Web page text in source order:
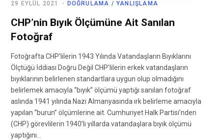
DOĞRULAMA / YANLIŞLAMA
29 EYLÜL 2021
CHP’nin Bıyık Ölçümüne Ait Sanılan
Fotoğraf
Fotoğrafta CHP’lilerin 1943 Yılında Vatandaşların Bıyıklarını
Ölçtüğü İddiası Doğru Değil CHP’lilerin erkek vatandaşların
bıyıklarının belirlenen standartlara uygun olup olmadığını
belirlemek amacıyla “bıyık” ölçümü yaptığı sanılan fotoğraf
aslında 1941 yılında Nazi Almanyasında ırk belirleme amacıyla
yapılan “burun” ölçümlerine ait. Cumhuriyet Halk Partisi’nden
(CHP) görevlilerin 1940’lı yıllarda vatandaşlara bıyık ölçümü
yaptığını…